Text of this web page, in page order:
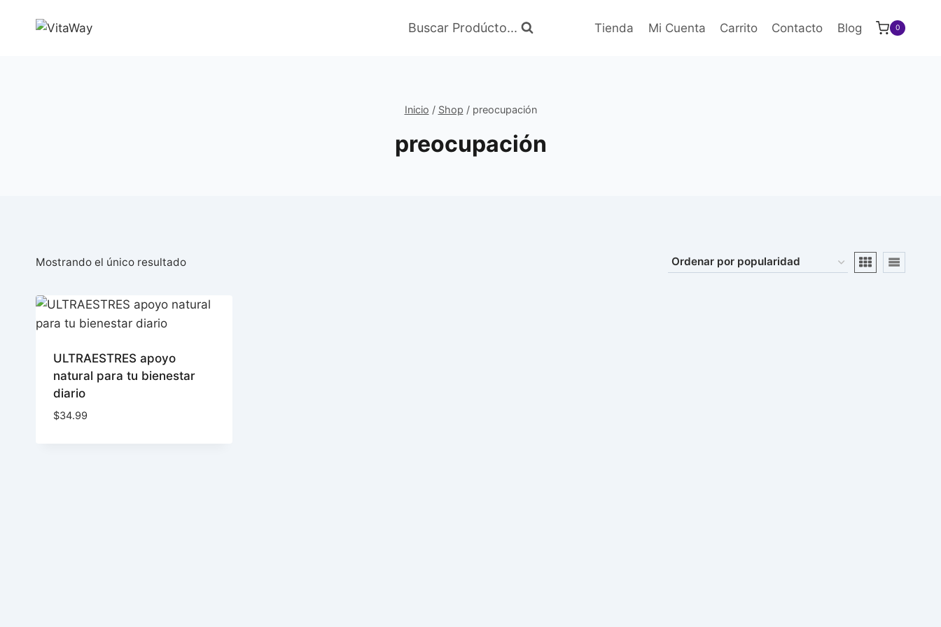
Buscar Prodúcto... Tienda Mi Cuenta Carrito Contacto Blog 0
Inicio / Shop / preocupación
preocupación
Mostrando el único resultado
ULTRAESTRES apoyo
natural para tu bienestar
diario
$34.99